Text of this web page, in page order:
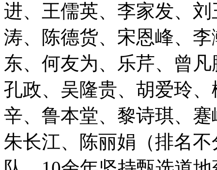
进、王儒英、李家发、
涛、陈德货、宋恩峰、
东、何友为、乐芹、曾
孔政、吴隆贵、胡爱玲
辛、鲁本堂、黎诗琪、
朱长江、陈丽娟（排名